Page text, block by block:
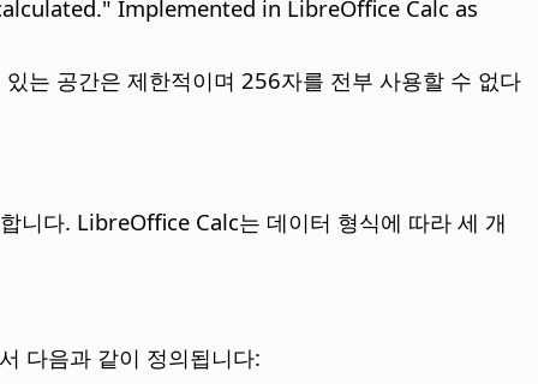
Implemented in LibreOffice Calc as
는 공간은 제한적이며 256자를 전부 사용할 수 없다
니다. LibreOffice Calc는 데이터 형식에 따라 세 개
다음과 같이 정의됩니다: